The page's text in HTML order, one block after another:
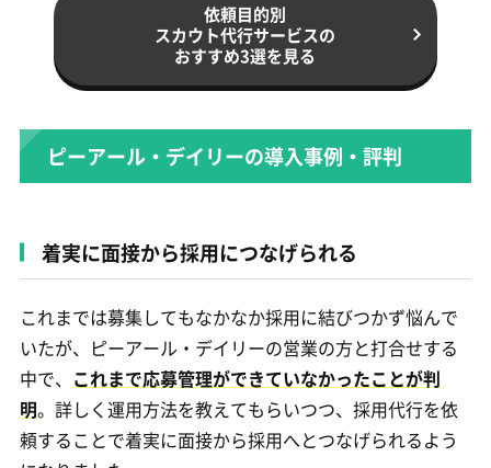
依頼目的別
スカウト代行サービスの
おすすめ3選を見る
ピーアール・デイリーの導入事例・評判
着実に面接から採用につなげられる
これまでは募集してもなかなか採用に結びつかず悩んで
いたが、ピーアール・デイリーの営業の方と打合せする
中で、 これまで応募管理ができていなかったことが判
明。詳しく運用方法を教えてもらいつつ、採用代行を依
頼することで着実に面接から採用へとつなげられるよう